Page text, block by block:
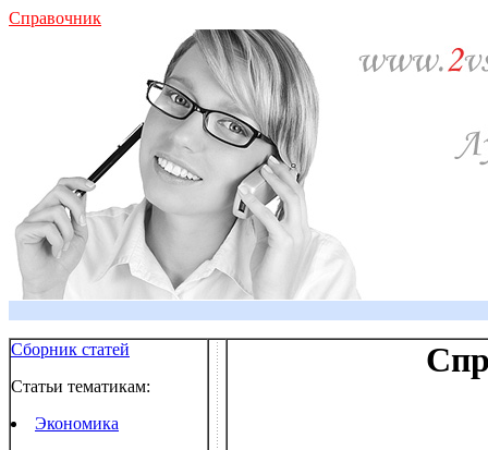
Справочник
Сборник статей
Статьи тематикам:
Экономика